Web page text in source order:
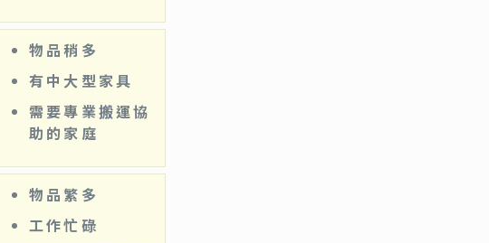
物品稍多
有中大型家具
需要專業搬運協
助的家庭
物品繁多
工作忙碌